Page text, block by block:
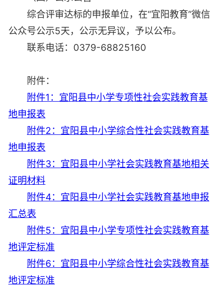
综合评审达标的申报单位，在“宜阳教育”微信
公众号公示5天，公示无异议，予以公布。
联系电话：0379-68825160
附件：
附件1：宜阳县中小学专项性社会实践教育基
地申报表
附件2：宜阳县中小学综合性社会实践教育基
地申报表
附件3：宜阳县中小学社会实践教育基地相关
证明材料
附件4：宜阳县中小学社会实践教育基地申报
汇总表
附件5：宜阳县中小学专项性社会实践教育基
地评定标准
附件6：宜阳县中小学综合性社会实践教育基
地评定标准